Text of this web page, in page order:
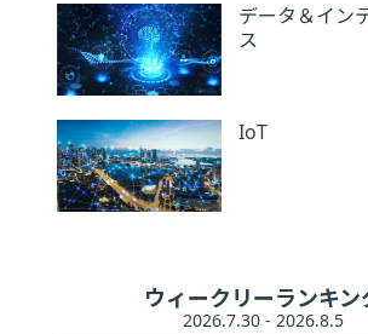
データ＆イン
ス
IoT
ウィークリーランキン
2026.7.30 - 2026.8.5